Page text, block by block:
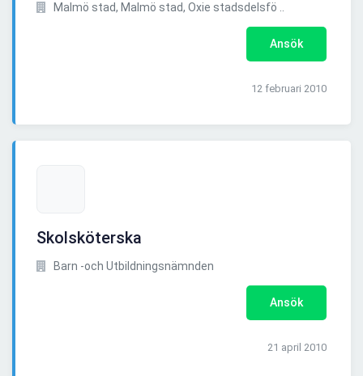
Malmö stad, Malmö stad, Oxie stadsdelsfö ..
Ansök
12 februari 2010
Skolsköterska
Barn -och Utbildningsnämnden
Ansök
21 april 2010